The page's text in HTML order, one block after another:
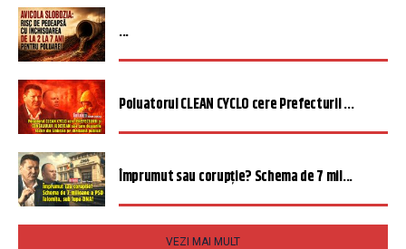
...
Poluatorul CLEAN CYCLO cere Prefecturii ...
Împrumut sau corupție? Schema de 7 mil...
VEZI MAI MULT